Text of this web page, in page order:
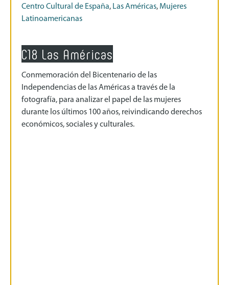
Centro Cultural de España, Las Américas, Mujeres
Latinoamericanas
C18 Las Américas
Conmemoración del Bicentenario de las
Independencias de las Américas a través de la
fotografía, para analizar el papel de las mujeres
durante los últimos 100 años, reivindicando derechos
económicos, sociales y culturales.